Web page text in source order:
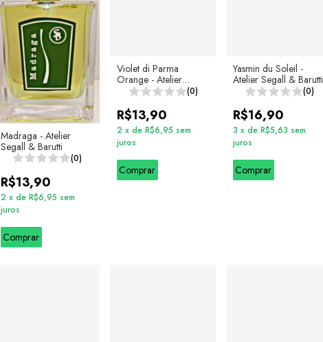
Madraga - Atelier
Segall & Barutti
(0)
R$13,90
2 x de R$6,95 sem
juros
Comprar
Violet di Parma
Orange - Atelier
Segall & Barutti
(0)
R$13,90
2 x de R$6,95 sem
juros
Comprar
Yasmin du Soleil -
Atelier Segall & Barutti
(0)
R$16,90
3 x de R$5,63 sem
juros
Comprar